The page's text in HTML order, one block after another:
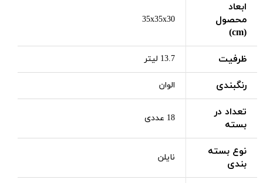
ابعاد
محصول
(cm)
35x35x30
ظرفیت 13.7 لیتر
رنگبندی الوان
تعداد در
بسته
18 عددی
نوع بسته
بندی
نایلن